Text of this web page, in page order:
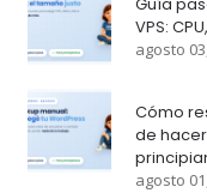
Guía
VPS:
agosto
Cómo
de
agosto